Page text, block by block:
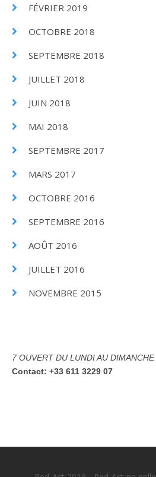
FÉVRIER 2019
OCTOBRE 2018
SEPTEMBRE 2018
JUILLET 2018
JUIN 2018
MAI 2018
SEPTEMBRE 2017
MARS 2017
OCTOBRE 2016
SEPTEMBRE 2016
AOÛT 2016
JUILLET 2016
NOVEMBRE 2015
7 OUVERT DU LUNDI AU DIMANCHE
Contact: +33 611 3229 07